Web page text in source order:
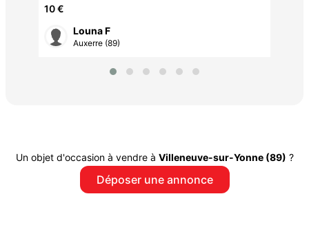
10 €
Louna F
Auxerre (89)
Un objet d'occasion à vendre à Villeneuve-sur-Yonne (89) ?
Déposer une annonce